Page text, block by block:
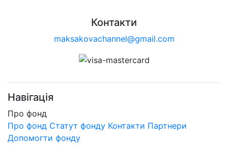
Контакти
maksakovachannel@gmail.com
Навігація
Про фонд
Про фонд Статут фонду Контакти Партнери
Допомогти фонду